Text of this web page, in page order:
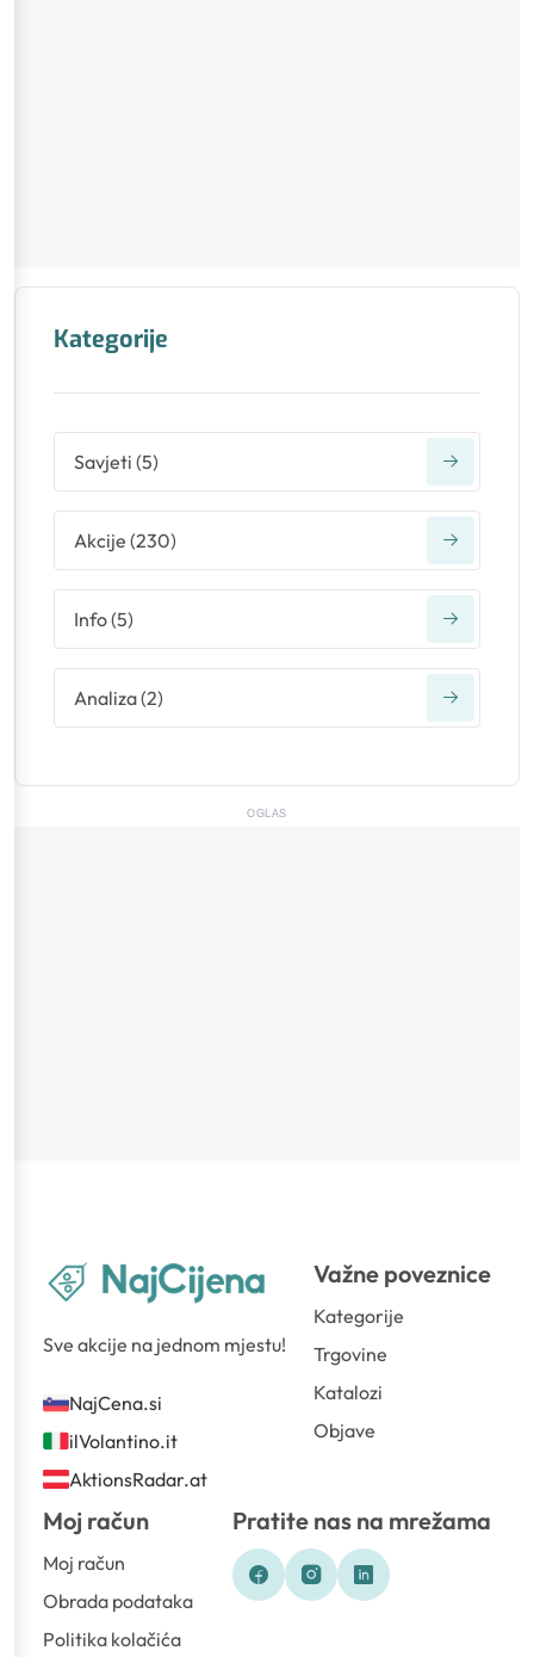
Kategorije
Savjeti (5)
Akcije (230)
Info(5)
Analiza(2)
OGLAS
Sve akcije na jednom mjestu!
NajCena.si
ilVolantino.it
AktionsRadar.at
Važne poveznice
Kategorije
Trgovine
Katalozi
Objave
Moj račun
Moj račun
Obrada podataka
Politika kolačića
Pratite nas na mrežama